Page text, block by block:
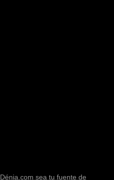
sea tu fuente de